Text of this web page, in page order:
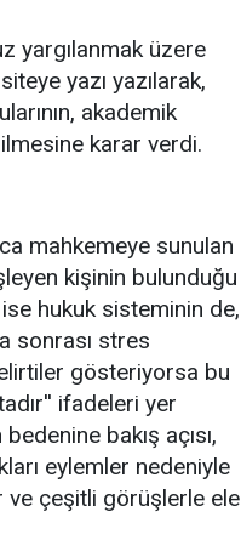
yargılanmak üzere
yazı yazılarak,
akademik
karar verdi.
mahkemeye sunulan
kişinin bulunduğu
hukuk sisteminin de,
sonrası stres
gösteriyorsa bu
ifadeleri yer
bakış açısı,
eylemler nedeniyle
ve çeşitli görüşlerle ele